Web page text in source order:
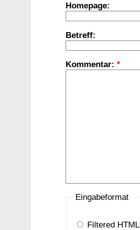
Homepage:
Betreff:
Kommentar: *
Eingabeformat
Filtered HTML